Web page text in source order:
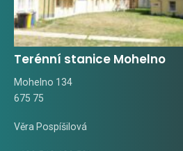
Terénní stanice Mohelno
Mohelno 134
675 75
Věra Pospíšilová